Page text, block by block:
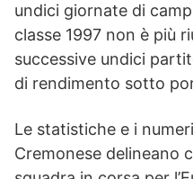
undici giornate di
classe 1997 non è più
successive undici
di rendimento sotto
Le statistiche e i
Cremonese delineano